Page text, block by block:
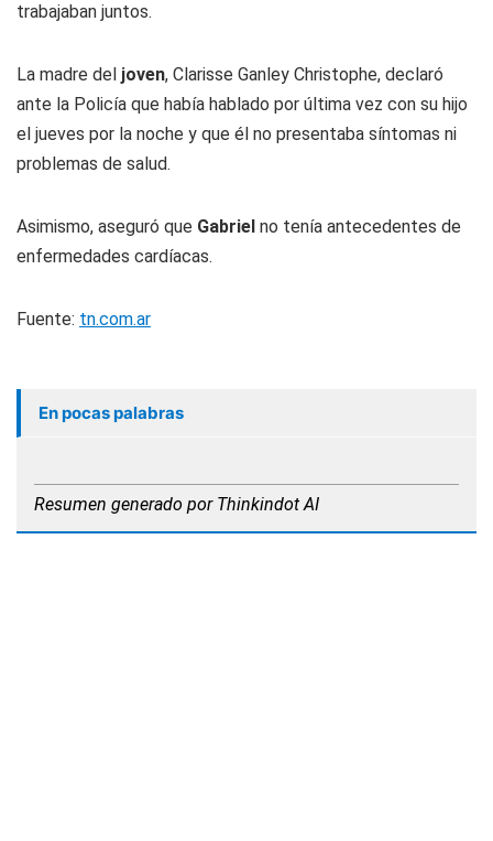
trabajaban juntos.
La madre del joven, Clarisse Ganley Christophe, declaró
ante la Policía que había hablado por última vez con su hijo
el jueves por la noche y que él no presentaba síntomas ni
problemas de salud.
Asimismo, aseguró que Gabriel no tenía antecedentes de
enfermedades cardíacas.
Fuente: tn.com.ar
En pocas palabras
Resumen generado por Thinkindot AI